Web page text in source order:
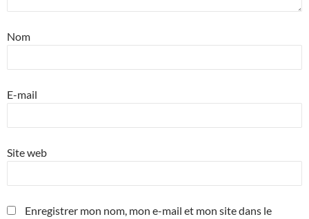
Nom
E-mail
Site web
Enregistrer mon nom, mon e-mail et mon site dans le